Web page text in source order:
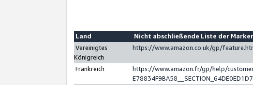
Land
Nicht abschließende Liste der
Vereinigtes
Königreich
https://www.amazon.co.uk/gp/
Frankreich
https://www.amazon.fr/gp/help/